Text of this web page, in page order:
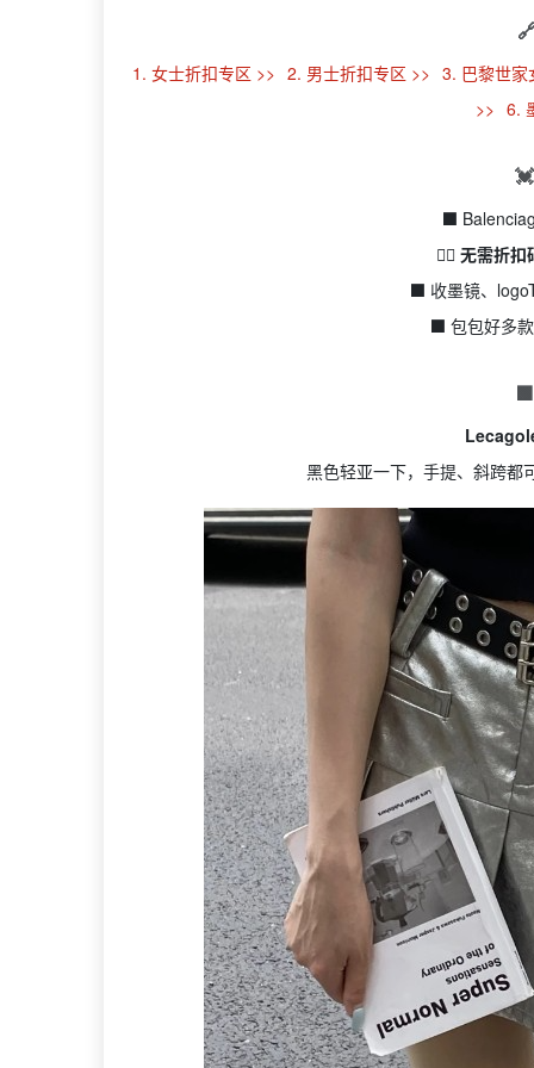
1. 女士折扣专区 >> 2. 男士折扣专区 >> 3. 巴黎世家
>> 6.
⬛
👉🏻 无需折
⬛ 收墨镜、
⬛ 包包好多
黑色轻亚一下，手提、斜跨都